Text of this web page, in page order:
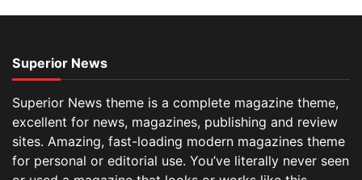
Superior News
Superior News theme is a complete magazine theme,
excellent for news, magazines, publishing and review
sites. Amazing, fast-loading modern magazines theme
for personal or editorial use. You’ve literally never seen